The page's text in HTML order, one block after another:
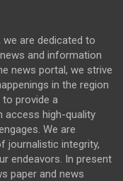
are dedicated to
and information
news portal, we strive
in the region
to provide a
access high-quality
We are
journalistic integrity,
endeavors. In present
paper and news